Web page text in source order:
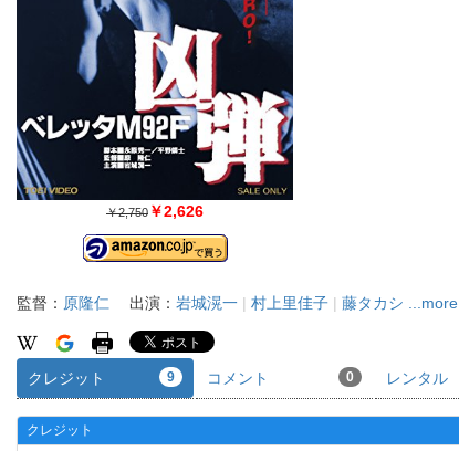
￥2,750 ￥2,626
監督： 原隆仁 出演： 岩城滉一 | 村上里佳子 | 藤タカシ ...more
クレジット 9 コメント 0 レンタル
クレジット